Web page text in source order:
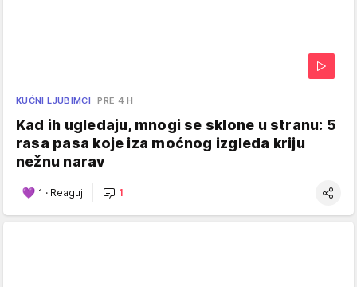
KUĆNI LJUBIMCI PRE 4 H
Kad ih ugledaju, mnogi se sklone u stranu: 5
rasa pasa koje iza moćnog izgleda kriju
nežnu narav
1 · Reaguj 1